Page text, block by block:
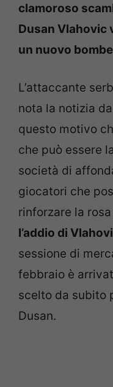
clamoroso
Dusan Vlahovic
un nuovo
L’attaccante
nota la notizia
questo motivo
che può essere
società di
giocatori che
rinforzare la
l’addio di
sessione di
febbraio è
scelto da subito
Dusan.